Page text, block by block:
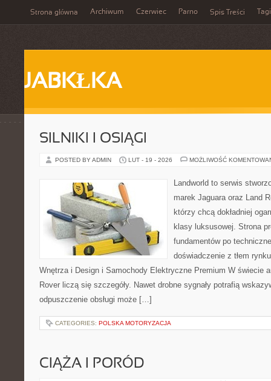
Strona główna Archiwum Czerwiec Parno Spis Treści Tagi
JABKŁKA
SILNIKI I OSIĄGI
POSTED BY ADMIN LUT - 19 - 2026 MOŻLIWOŚĆ
Landworld to serwis
marek Jaguara oraz Land
którzy chcą dokładniej
klasy luksusowej. Strona
fundamentów po
doświadczenie z tłem
Wnętrza i Design i Samochody Elektryczne Premium W świecie
Rover liczą się szczegóły. Nawet drobne sygnały potrafią
odpuszczenie obsługi może […]
CATEGORIES: POLSKA MOTORYZACJA
CIĄŻA I PORÓD